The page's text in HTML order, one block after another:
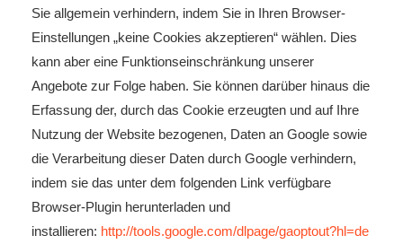
Sie allgemein verhindern, indem Sie in Ihren Browser-
Einstellungen „keine Cookies akzeptieren“ wählen. Dies
kann aber eine Funktionseinschränkung unserer
Angebote zur Folge haben. Sie können darüber hinaus die
Erfassung der, durch das Cookie erzeugten und auf Ihre
Nutzung der Website bezogenen, Daten an Google sowie
die Verarbeitung dieser Daten durch Google verhindern,
indem sie das unter dem folgenden Link verfügbare
Browser-Plugin herunterladen und
installieren: http://tools.google.com/dlpage/gaoptout?hl=de